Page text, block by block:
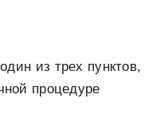
из трех пунктов,
процедуре